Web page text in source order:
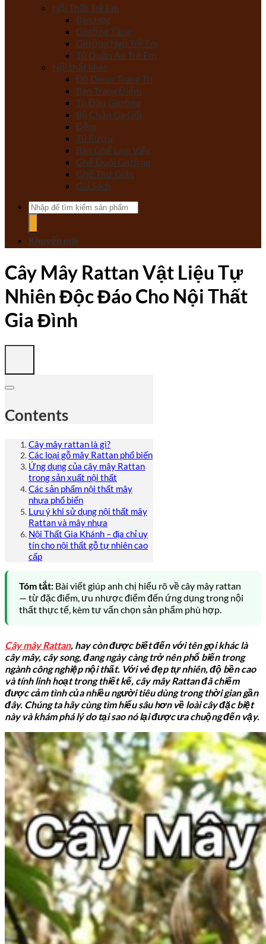
Nội Thất Trẻ Em
Bàn Học
Giường Tầng
Giường Ngủ Trẻ Em
Tủ Quần Áo Trẻ Em
Nội thất khác
Đồ Decor Trang Trí
Bàn Trang Điểm
Tủ Đầu Giường
Bộ Chăn Ga Gối
Đệm
Tủ Rượu
Bàn Ghế Làm Việc
Ghế Đuôi Giường
Ghế Thư Giãn
Giá Sách
Tìm
kiếm:
Khuyến mãi
Cây Mây Rattan Vật Liệu Tự
Nhiên Độc Đáo Cho Nội Thất
Gia Đình
Contents
Cây mây rattan là gì?
Các loại gỗ mây Rattan phổ biến
Ứng dụng của cây mây Rattan
trong sản xuất nội thất
Các sản phẩm nội thất mây
nhựa phổ biến
Lưu ý khi sử dụng nội thất mây
Rattan và mây nhựa
Nội Thất Gia Khánh – địa chỉ uy
tín cho nội thất gỗ tự nhiên cao
cấp
Tóm tắt: Bài viết giúp anh chị hiểu rõ về cây mây rattan
— từ đặc điểm, ưu nhược điểm đến ứng dụng trong nội
thất thực tế, kèm tư vấn chọn sản phẩm phù hợp.
Cây mây Rattan, hay còn được biết đến với tên gọi khác là
cây mây, cây song, đang ngày càng trở nên phổ biến trong
ngành công nghiệp nội thất. Với vẻ đẹp tự nhiên, độ bền cao
và tính linh hoạt trong thiết kế, cây mây Rattan đã chiếm
được cảm tình của nhiều người tiêu dùng trong thời gian gần
đây. Chúng ta hãy cùng tìm hiểu sâu hơn về loài cây đặc biệt
này và khám phá lý do tại sao nó lại được ưa chuộng đến vậy.